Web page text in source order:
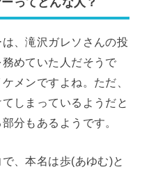
、滝沢ガレソさんの投
めていた人だそうで
メンですよね。ただ、
しまっているようだと
分もあるようです。
、本名は歩(あゆむ)と